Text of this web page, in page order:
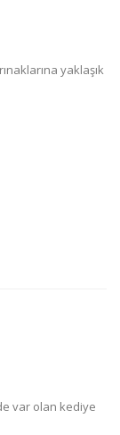
yaklaşık
var olan kediye